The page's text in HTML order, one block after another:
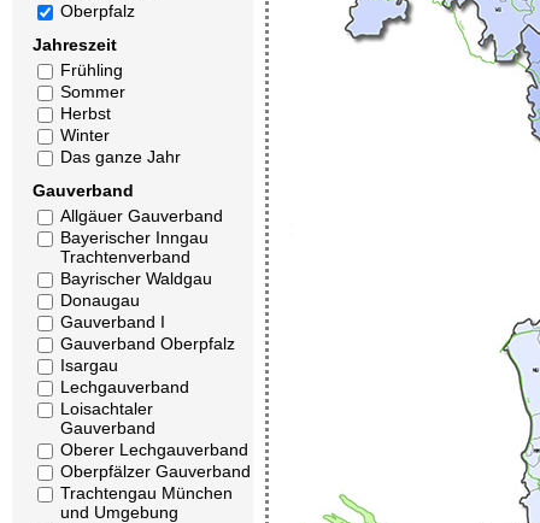
Oberpfalz
Jahreszeit
Frühling
Sommer
Herbst
Winter
Das ganze Jahr
Gauverband
Allgäuer Gauverband
Bayerischer Inngau
Trachtenverband
Bayrischer Waldgau
Donaugau
Gauverband I
Gauverband Oberpfalz
Isargau
Lechgauverband
Loisachtaler
Gauverband
Oberer Lechgauverband
Oberpfälzer Gauverband
Trachtengau München
und Umgebung